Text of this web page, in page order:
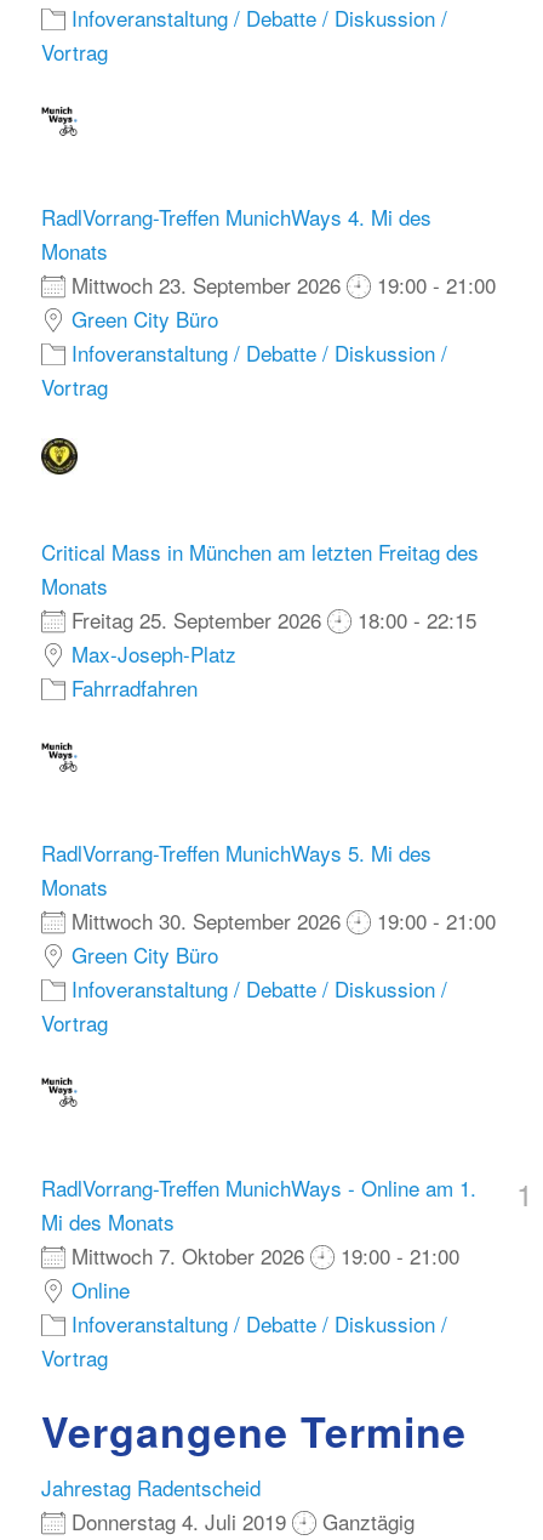
Infoveranstaltung / Debatte / Diskussion /
Vortrag
RadlVorrang-Treffen MunichWays 4. Mi des
Monats
Mittwoch 23. September 2026
19:00 - 21:00
Green City Büro
Infoveranstaltung / Debatte / Diskussion /
Vortrag
Critical Mass in München am letzten Freitag des
Monats
Freitag 25. September 2026
18:00 - 22:15
Max-Joseph-Platz
Fahrradfahren
RadlVorrang-Treffen MunichWays 5. Mi des
Monats
Mittwoch 30. September 2026
19:00 - 21:00
Green City Büro
Infoveranstaltung / Debatte / Diskussion /
Vortrag
RadlVorrang-Treffen MunichWays - Online am 1.
Mi des Monats
Mittwoch 7. Oktober 2026
19:00 - 21:00
Online
Infoveranstaltung / Debatte / Diskussion /
Vortrag
1
Vergangene Termine
Jahrestag Radentscheid
Donnerstag 4. Juli 2019
Ganztägig